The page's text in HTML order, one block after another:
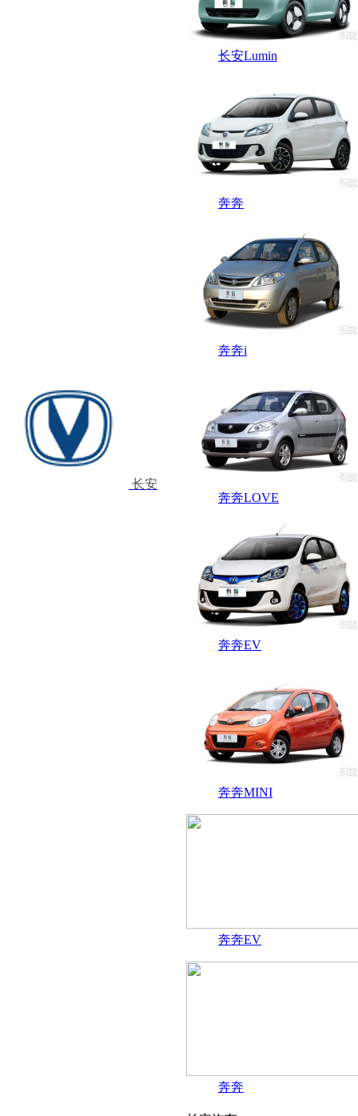
长安
长安Lumin
奔奔
奔奔i
奔奔LOVE
奔奔EV
奔奔MINI
奔奔EV
奔奔